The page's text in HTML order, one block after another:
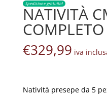
Spedizione gratuita!
NATIVITÀ
COMPLETO
€329,99 iva
Natività presepe da 5